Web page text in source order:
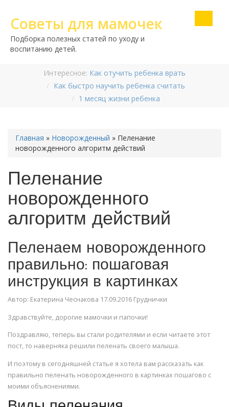
Советы для мамочек
Подборка полезных статей по уходу и
воспитанию детей.
Интересное: Как отучить ребенка врать
Как быстро научить ребенка считать
1 месяц жизни ребенка
Главная » Новорожденный » Пеленание
новорожденного алгоритм действий
Пеленание
новорожденного
алгоритм действий
Пеленаем новорожденного
правильно: пошаговая
инструкция в картинках
Автор: Екатерина Чеснакова 17.09.2016 Груднички
Здравствуйте, дорогие мамочки и папочки!
Поздравляю, теперь вы стали родителями и если читаете этот
пост, то наверняка решили пеленать своего малыша.
И поэтому в сегодняшней статье я хотела вам рассказать как
правильно пеленать новорожденного в картинках пошагово с
моими объяснениями.